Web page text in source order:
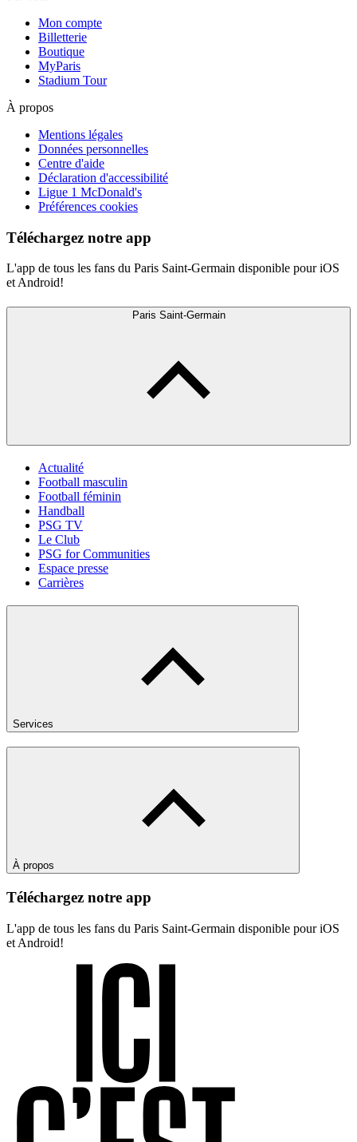
Mon compte
Billetterie
Boutique
MyParis
Stadium Tour
À propos
Mentions légales
Données personnelles
Centre d'aide
Déclaration d'accessibilité
Ligue 1 McDonald's
Préférences cookies
Téléchargez notre app
L'app de tous les fans du Paris Saint-Germain disponible pour iOS
et Android!
Paris Saint-Germain
Actualité
Football masculin
Football féminin
Handball
PSG TV
Le Club
PSG for Communities
Espace presse
Carrières
Services
À propos
Téléchargez notre app
L'app de tous les fans du Paris Saint-Germain disponible pour iOS
et Android!